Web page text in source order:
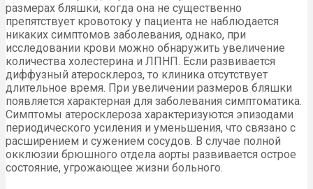
размерах бляшки, когда она не существенно
препятствует кровотоку у пациента не наблюдается
никаких симптомов заболевания, однако, при
исследовании крови можно обнаружить увеличение
количества холестерина и ЛПНП. Если развивается
диффузный атеросклероз, то клиника отсутствует
длительное время. При увеличении размеров бляшки
появляется характерная для заболевания симптоматика.
Симптомы атеросклероза характеризуются эпизодами
периодического усиления и уменьшения, что связано с
расширением и сужением сосудов. В случае полной
окклюзии брюшного отдела аорты развивается острое
состояние, угрожающее жизни больного.